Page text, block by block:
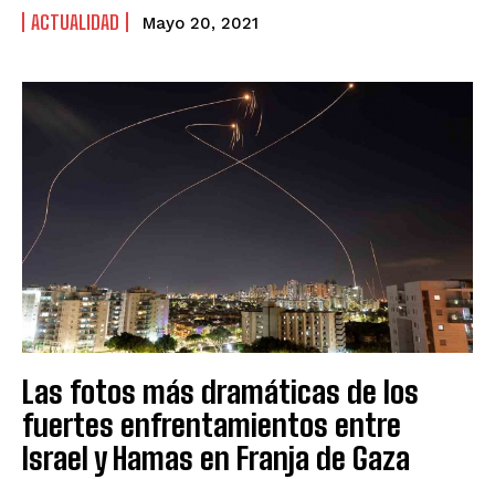
ACTUALIDAD Mayo 20, 2021
Las fotos más dramáticas de los
fuertes enfrentamientos entre
Israel y Hamas en Franja de Gaza